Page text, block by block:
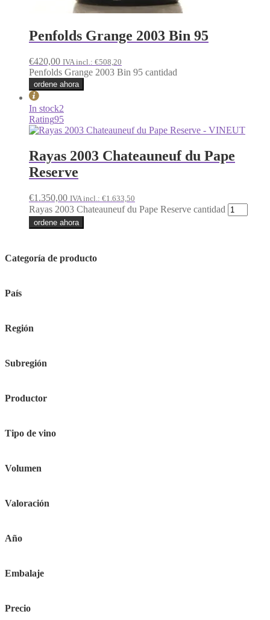
Penfolds Grange 2003 Bin 95
€420,00 IVA incl.: €508,20
Penfolds Grange 2003 Bin 95 cantidad
ordene ahora
In stock2
Rating95
Rayas 2003 Chateauneuf du Pape
Reserve
€1.350,00 IVA incl.: €1.633,50
Rayas 2003 Chateauneuf du Pape Reserve cantidad
ordene ahora
Categoría de producto
País
Región
Subregión
Productor
Tipo de vino
Volumen
Valoración
Año
Embalaje
Precio